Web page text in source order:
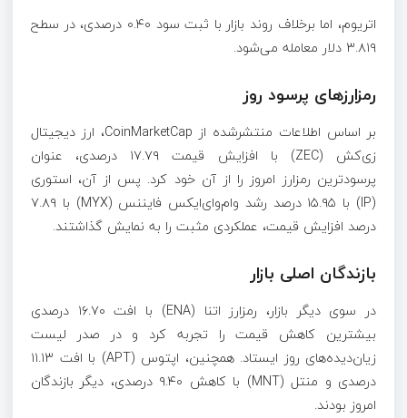
اتریوم، اما برخلاف روند بازار با ثبت سود ۰.۴۰ درصدی، در سطح
۳.۸۱۹ دلار معامله می‌شود.
رمزارز‌های پرسود روز
بر اساس اطلاعات منتشرشده از CoinMarketCap، ارز دیجیتال
زی‌کش (ZEC) با افزایش قیمت ۱۷.۷۹ درصدی، عنوان
پرسودترین رمزارز امروز را از آن خود کرد. پس از آن، استوری
(IP) با ۱۵.۹۵ درصد رشد و‌ام‌وای‌ایکس فایننس (MYX) با ۷.۸۹
درصد افزایش قیمت، عملکردی مثبت را به نمایش گذاشتند.
بازندگان اصلی بازار
در سوی دیگر بازار، رمزارز اتنا (ENA) با افت ۱۶.۷۰ درصدی
بیشترین کاهش قیمت را تجربه کرد و در صدر لیست
زیان‌دیده‌های روز ایستاد. همچنین، اپتوس (APT) با افت ۱۱.۱۳
درصدی و منتل (MNT) با کاهش ۹.۴۰ درصدی، دیگر بازندگان
امروز بودند.